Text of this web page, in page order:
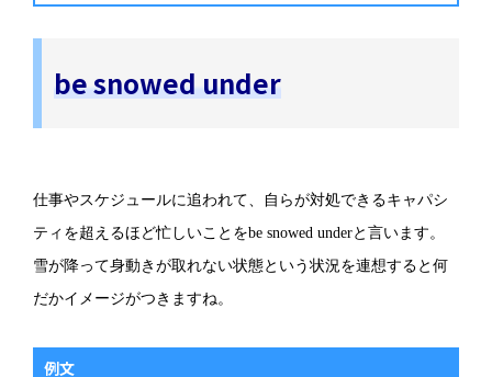
be snowed under
仕事やスケジュールに追われて、自らが対処できるキャパシ
ティを超えるほど忙しいことをbe snowed underと言います。
雪が降って身動きが取れない状態という状況を連想すると何
だかイメージがつきますね。
例文